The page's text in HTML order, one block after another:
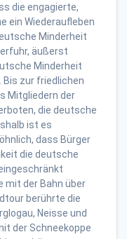
die engagierte,
ein Wiederaufleben
Minderheit
äußerst
Minderheit
zur friedlichen
Mitgliedern der
die deutsche
ist es
dass Bürger
die deutsche
mit der Bahn über
berührte die
Neisse und
der Schneekoppe